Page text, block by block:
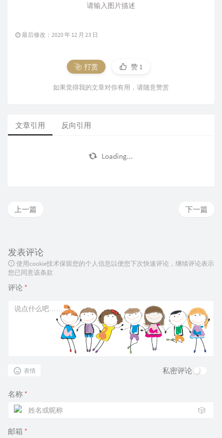
请输入图片描述
最后修改：2020 年 12 月 23 日
打赏 赞 1
如果觉得我的文章对你有用，请随意赞赏
文章引用 反向引用
Loading...
下一篇
上一篇
发表评论
使用cookie技术保留您的个人信息以便您下次快速评论，继续评论表示
您已同意该条款
评论 *
表情 私密评论
名称 *
🎲
邮箱 *